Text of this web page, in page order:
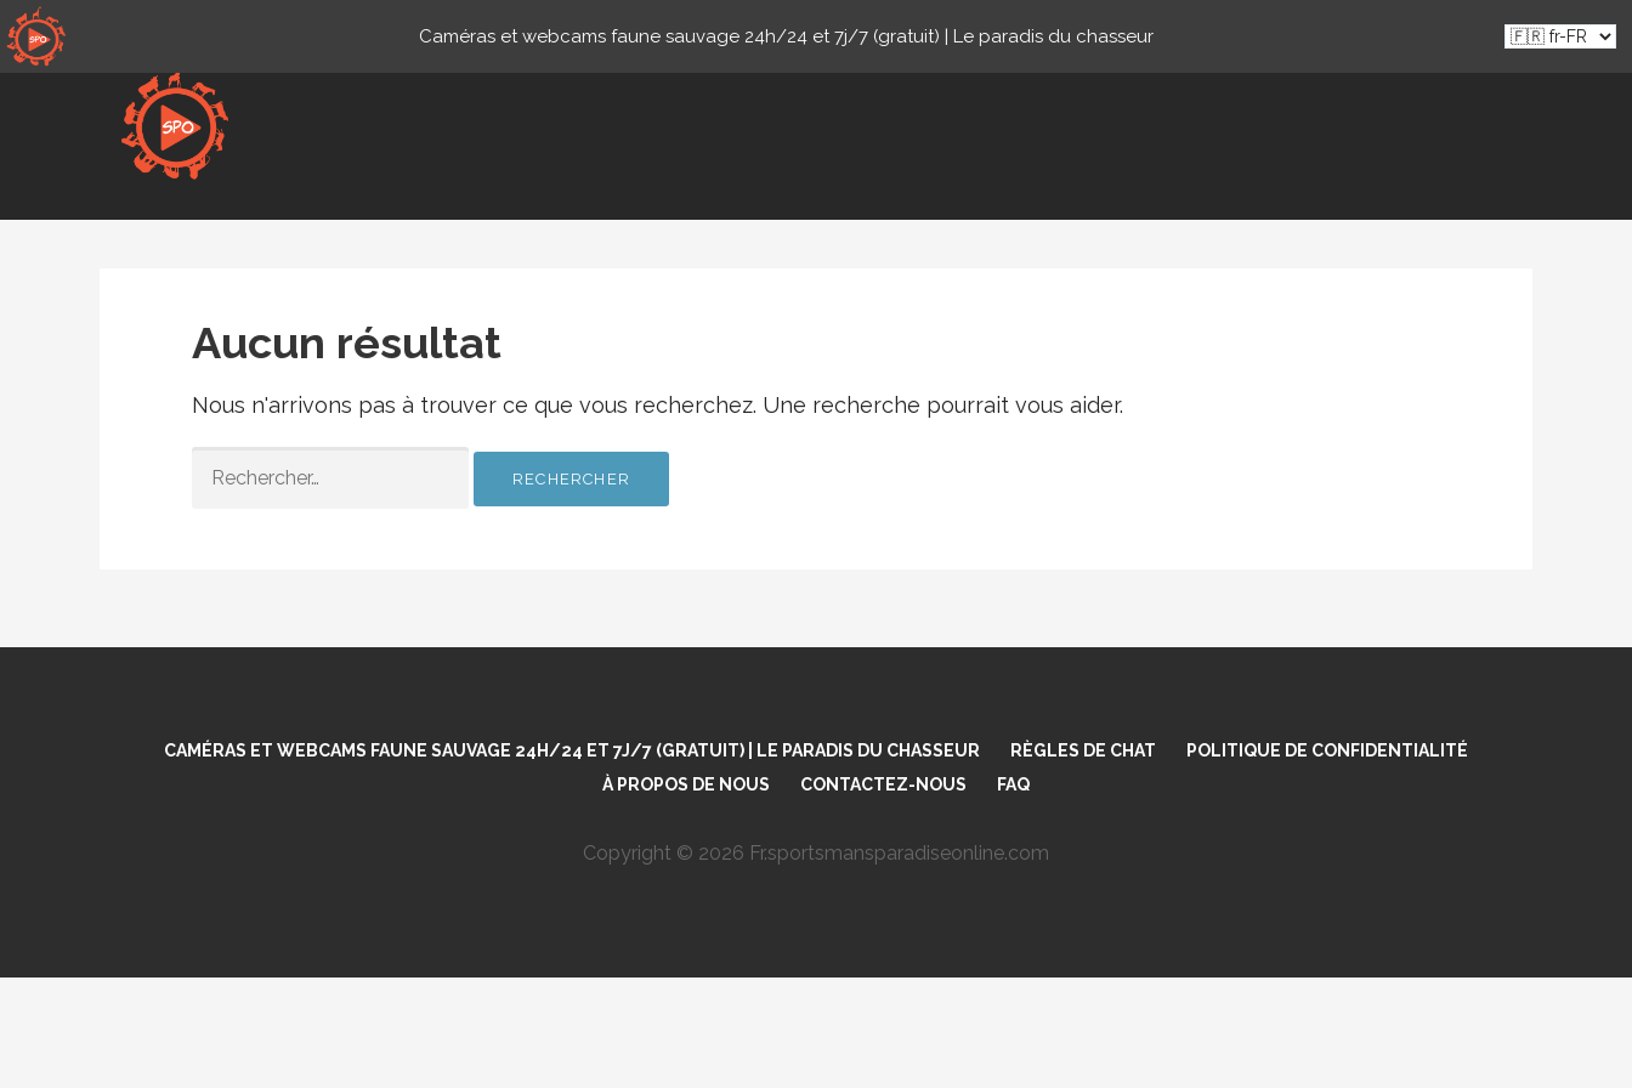
Passer
au
contenu
Aucun résultat
Nous n'arrivons pas à trouver ce que vous recherchez. Une recherche pourrait vous aider.
CAMÉRAS ET WEBCAMS FAUNE SAUVAGE 24H/24 ET 7J/7 (GRATUIT) | LE PARADIS DU CHASSEUR RÈGLES DE CHAT
POLITIQUE DE CONFIDENTIALITÉ
À PROPOS DE NOUS
CONTACTEZ-NOUS FAQ
Copyright © 2026 Fr.sportsmansparadiseonline.com
Caméras et webcams faune sauvage 24h/24 et 7j/7 (gratuit) | Le paradis du chasseur